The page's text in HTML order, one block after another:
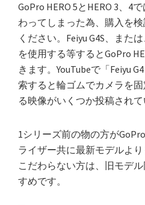
GoPro HERO 5とHERO 3、4
わってしまった為、購入を
ください。Feiyu G4S、また
を使用する等するとGoPro
きます。YouTubeで「Feiyu
索すると輪ゴムでカメラを
る映像がいくつか投稿されて
1シリーズ前の物の方が
ライザー共に最新モデルよ
こだわらない方は、旧モデ
すめです。